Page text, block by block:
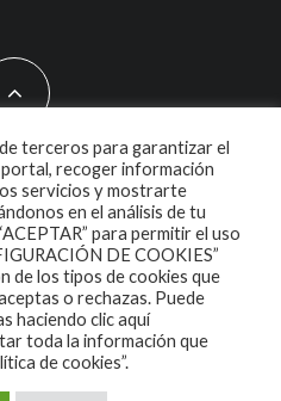
-CODETIPITHEME
terceros para garantizar el
recoger información
servicios y mostrarte
en el análisis de tu
para permitir el uso
DE COOKIES”
de los tipos de cookies que
o rechazas. Puede
haciendo clic aquí
toda la información que
de cookies”.